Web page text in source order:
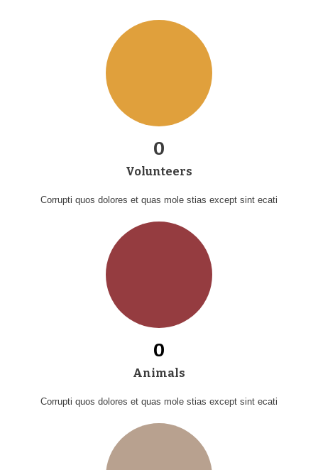
0
Volunteers
Corrupti quos dolores et quas mole stias except sint ecati
0
Animals
Corrupti quos dolores et quas mole stias except sint ecati